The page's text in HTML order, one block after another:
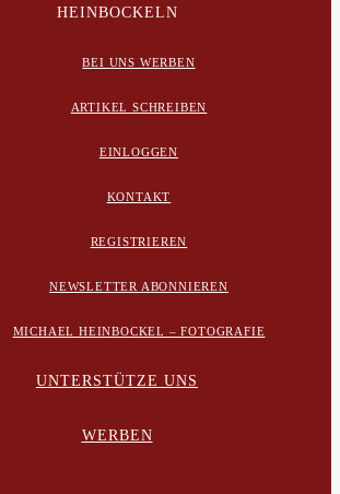
HEINBOCKELN
BEI UNS WERBEN
ARTIKEL SCHREIBEN
EINLOGGEN
KONTAKT
REGISTRIEREN
NEWSLETTER ABONNIEREN
MICHAEL HEINBOCKEL – FOTOGRAFIE
UNTERSTÜTZE UNS
WERBEN